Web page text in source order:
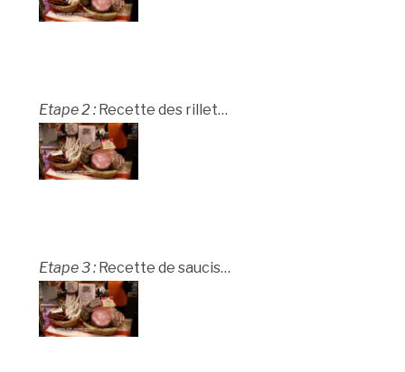
Etape 2 : Recette des rillet…
Etape 3 : Recette de saucis…